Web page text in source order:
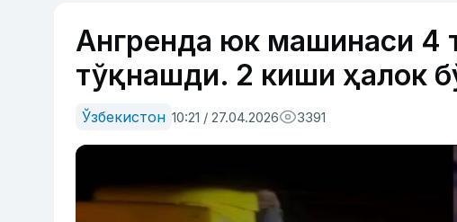
Ангренда юк машинаси 4
тўқнашди. 2 киши ҳалок
Ўзбекистон 10:21 / 27.04.2026 3391